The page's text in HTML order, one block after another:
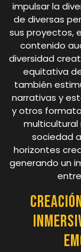
impulsar la
de diversas
sus proyectos,
contenido
diversidad
equitativa
también
narrativas y
y otros
multicultural
sociedad
horizontes
generando un